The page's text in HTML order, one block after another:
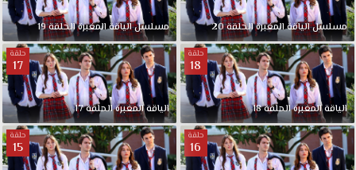
مسلسل الياقة المغبرة الحلقة 20 مسلسل الياقة المغبرة الحلقة 19
حلقة
18
الياقة المغبرة الحلقة 18
حلقة
17
الياقة المغبرة الحلقة 17
حلقة
16
حلقة
15